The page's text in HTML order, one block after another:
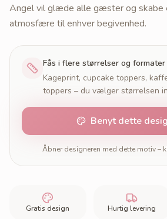
Angel vil glæde alle gæster og skabe
atmosfære til enhver begivenhed.
Fås i flere størrelser og formater
Kageprint, cupcake toppers,
toppers – du vælger størrelsen
Benyt dette
Åbner designeren med dette motiv –
Gratis design Hurtig levering